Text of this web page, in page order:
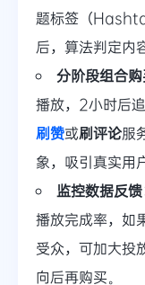
题标签（
后，算法判定内
分阶段组合购
播放，2小时后
刷赞或刷评论服
象，吸引真实用
监控数据反馈
播放完成率，如
受众，可加大投
向后再购买。